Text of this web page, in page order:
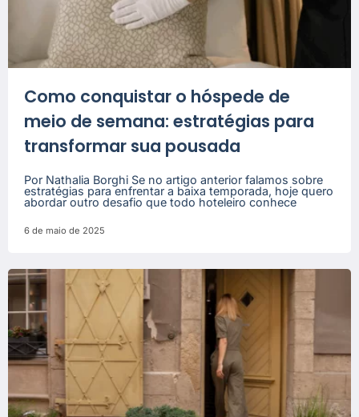
Como conquistar o hóspede de
meio de semana: estratégias para
transformar sua pousada
Por Nathalia Borghi Se no artigo anterior falamos sobre
estratégias para enfrentar a baixa temporada, hoje quero
abordar outro desafio que todo hoteleiro conhece
6 de maio de 2025